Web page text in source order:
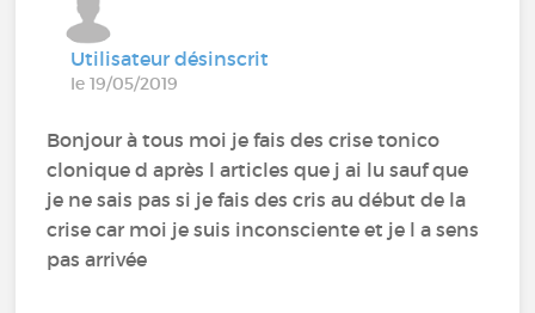
Utilisateur désinscrit
le 19/05/2019
Bonjour à tous moi je fais des crise tonico
clonique d après l articles que j ai lu sauf que
je ne sais pas si je fais des cris au début de la
crise car moi je suis inconsciente et je l a sens
pas arrivée